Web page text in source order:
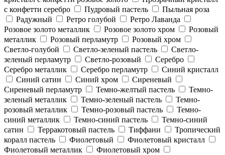
с конфетти серебро
Пудровый пастель
Пыльная роза
Радужный
Ретро голубой
Ретро Лаванда
Розовое золото металлик
Розовое золото хром
Розовый
металлик
Розовый перламутр
Розовый хром
Светло-голубой
Светло-зеленый пастель
Светло-
зеленый перламутр
Светло-розовый
Серебро
Серебро металлик
Серебро перламутр
Синий кристалл
Синий сатин
Синий хром
Сиреневый
Сиреневый перламутр
Темно-желтый пастель
Темно-
зеленый металлик
Темно-зеленый пастель
Темно-
розовый металлик
Темно-розовый пастель
Темно-
синий металлик
Темно-синий пастель
Темно-синий
сатин
Терракотовый пастель Тиффани
Тропический
коралл пастель
Фиолетовый
Фиолетовый кристалл
Фиолетовый металлик
Фиолетовый хром